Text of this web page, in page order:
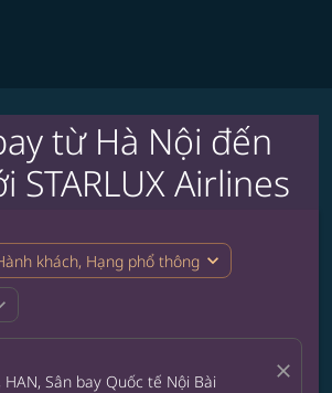
từ Hà Nội đến
STARLUX Airlines
khách, Hạng phổ thông expand_more
Sân bay Quốc tế Nội Bài close